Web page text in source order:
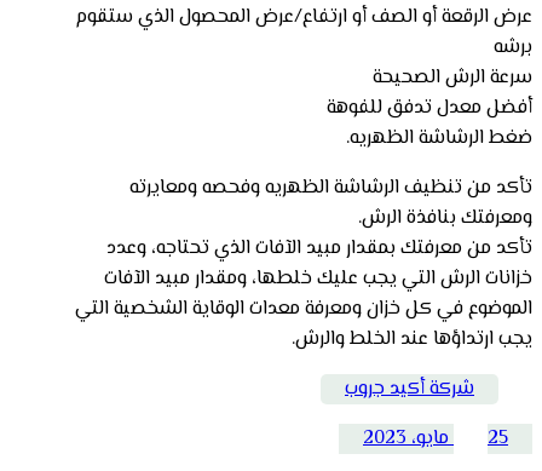
عرض الرقعة أو الصف أو ارتفاع/عرض المحصول الذي ستقوم
برشه
سرعة الرش الصحيحة
أفضل معدل تدفق للفوهة
ضغط الرشاشة الظهريه.
تأكد من تنظيف الرشاشة الظهريه وفحصه ومعايرته
ومعرفتك بنافذة الرش.
تأكد من معرفتك بمقدار مبيد الآفات الذي تحتاجه، وعدد
خزانات الرش التي يجب عليك خلطها، ومقدار مبيد الآفات
الموضوع في كل خزان ومعرفة معدات الوقاية الشخصية التي
يجب ارتداؤها عند الخلط والرش.
شركة أكيد جروب
25 مايو، 2023